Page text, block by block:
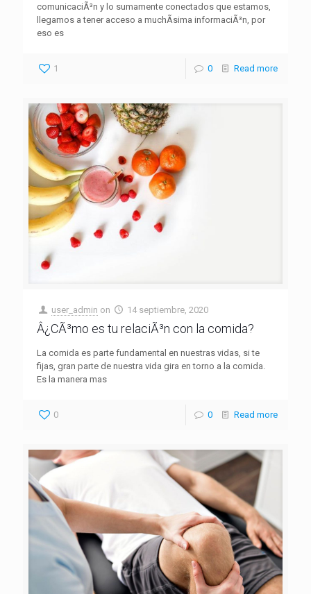
comunicaciÃ³n y lo sumamente conectados que estamos,
llegamos a tener acceso a muchÃ­sima informaciÃ³n, por
eso es
1 0 Read more
user_admin on 14 septiembre, 2020
Â¿CÃ³mo es tu relaciÃ³n con la comida?
La comida es parte fundamental en nuestras vidas, si te
fijas, gran parte de nuestra vida gira en torno a la comida.
Es la manera mas
0 0 Read more